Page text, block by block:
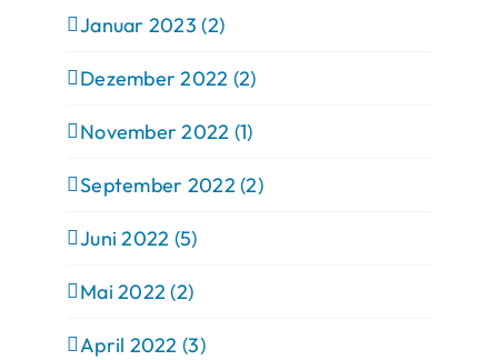
Januar 2023 (2)
Dezember 2022 (2)
November 2022 (1)
September 2022 (2)
Juni 2022 (5)
Mai 2022 (2)
April 2022 (3)